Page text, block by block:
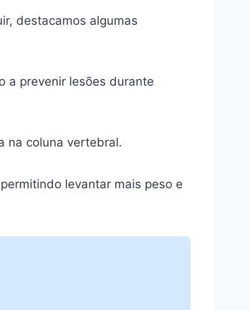
destacamos algumas
a prevenir lesões durante
na coluna vertebral.
levantar mais peso e